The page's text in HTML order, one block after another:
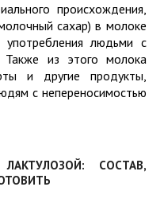
происхождения,
сахар) в молоке
людьми с
Также из этого молока
и другие продукты,
с непереносимостью
СОСТАВ,